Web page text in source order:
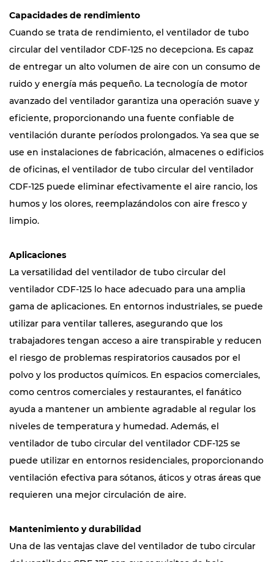
Capacidades de rendimiento
Cuando se trata de rendimiento, el ventilador de tubo
circular del ventilador CDF-125 no decepciona. Es capaz
de entregar un alto volumen de aire con un consumo de
ruido y energía más pequeño. La tecnología de motor
avanzado del ventilador garantiza una operación suave y
eficiente, proporcionando una fuente confiable de
ventilación durante períodos prolongados. Ya sea que se
use en instalaciones de fabricación, almacenes o edificios
de oficinas, el ventilador de tubo circular del ventilador
CDF-125 puede eliminar efectivamente el aire rancio, los
humos y los olores, reemplazándolos con aire fresco y
limpio.
Aplicaciones
La versatilidad del ventilador de tubo circular del
ventilador CDF-125 lo hace adecuado para una amplia
gama de aplicaciones. En entornos industriales, se puede
utilizar para ventilar talleres, asegurando que los
trabajadores tengan acceso a aire transpirable y reducen
el riesgo de problemas respiratorios causados ​​por el
polvo y los productos químicos. En espacios comerciales,
como centros comerciales y restaurantes, el fanático
ayuda a mantener un ambiente agradable al regular los
niveles de temperatura y humedad. Además, el
ventilador de tubo circular del ventilador CDF-125 se
puede utilizar en entornos residenciales, proporcionando
ventilación efectiva para sótanos, áticos y otras áreas que
requieren una mejor circulación de aire.
Mantenimiento y durabilidad
Una de las ventajas clave del ventilador de tubo circular